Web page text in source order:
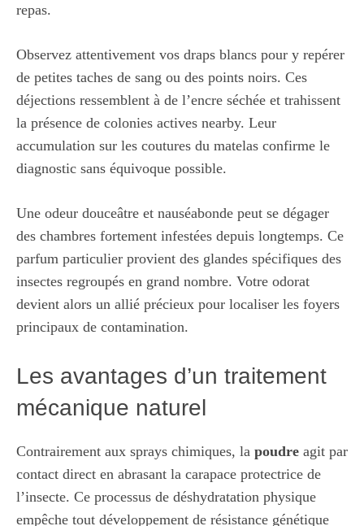
repas.
Observez attentivement vos draps blancs pour y repérer
de petites taches de sang ou des points noirs. Ces
déjections ressemblent à de l’encre séchée et trahissent
la présence de colonies actives nearby. Leur
accumulation sur les coutures du matelas confirme le
diagnostic sans équivoque possible.
Une odeur douceâtre et nauséabonde peut se dégager
des chambres fortement infestées depuis longtemps. Ce
parfum particulier provient des glandes spécifiques des
insectes regroupés en grand nombre. Votre odorat
devient alors un allié précieux pour localiser les foyers
principaux de contamination.
Les avantages d’un traitement
mécanique naturel
Contrairement aux sprays chimiques, la poudre agit par
contact direct en abrasant la carapace protectrice de
l’insecte. Ce processus de déshydratation physique
empêche tout développement de résistance génétique